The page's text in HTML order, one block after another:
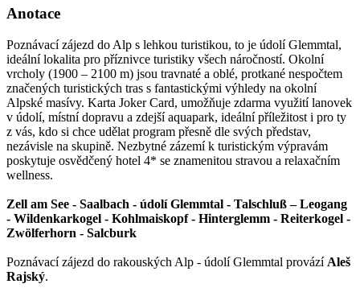
Anotace
Poznávací zájezd do Alp s lehkou turistikou, to je údolí Glemmtal,
ideální lokalita pro příznivce turistiky všech náročností. Okolní
vrcholy (1900 – 2100 m) jsou travnaté a oblé, protkané nespočtem
značených turistických tras s fantastickými výhledy na okolní
Alpské masívy. Karta Joker Card, umožňuje zdarma využití lanovek
v údolí, místní dopravu a zdejší aquapark, ideální příležitost i pro ty
z vás, kdo si chce udělat program přesně dle svých představ,
nezávisle na skupině. Nezbytné zázemí k turistickým výpravám
poskytuje osvědčený hotel 4* se znamenitou stravou a relaxačním
wellness.
Zell am See - Saalbach - údolí Glemmtal - Talschluß – Leogang
- Wildenkarkogel - Kohlmaiskopf - Hinterglemm - Reiterkogel -
Zwölferhorn - Salcburk
Poznávací zájezd do rakouských Alp - údolí Glemmtal provází Aleš
Rajský.